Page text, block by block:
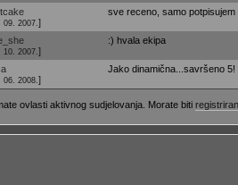
09. 2007. ]
sve receno, samo potpisujem
10. 2007. ]
:) hvala ekipa
06. 2008. ]
Jako dinamična...savršeno 5!
ovlasti aktivnog sudjelovanja. Morate biti